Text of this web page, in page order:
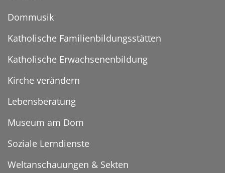
Dommusik
Katholische Familienbildungsstätten
Katholische Erwachsenenbildung
Kirche verändern
Lebensberatung
Museum am Dom
Soziale Lerndienste
Weltanschauungen & Sekten